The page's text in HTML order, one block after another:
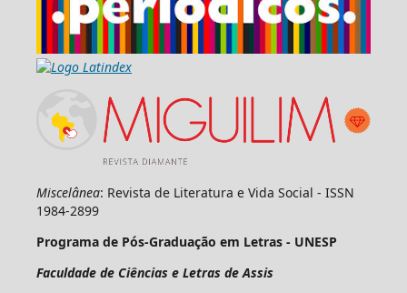
Miscelânea: Revista de Literatura e Vida Social - ISSN
1984-2899
Programa de Pós-Graduação em Letras - UNESP
Faculdade de Ciências e Letras de Assis